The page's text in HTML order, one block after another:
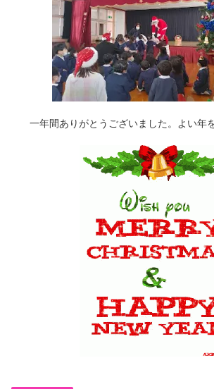
一年間ありがとうございました。よい年